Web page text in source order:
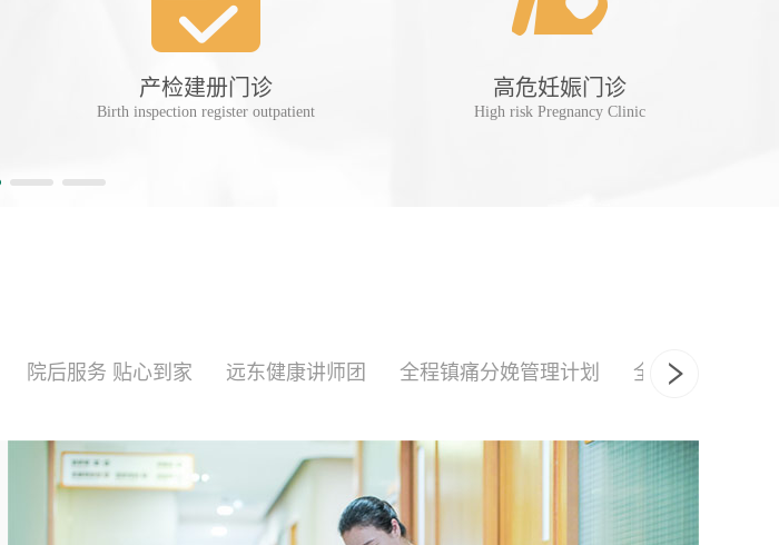
产检建册门诊
Birth inspection register outpatient
高危妊娠门诊
High risk Pregnancy Clinic
院后服务 贴心到家 远东健康讲师团 全程镇痛分娩管理计划 全产程陪伴式分